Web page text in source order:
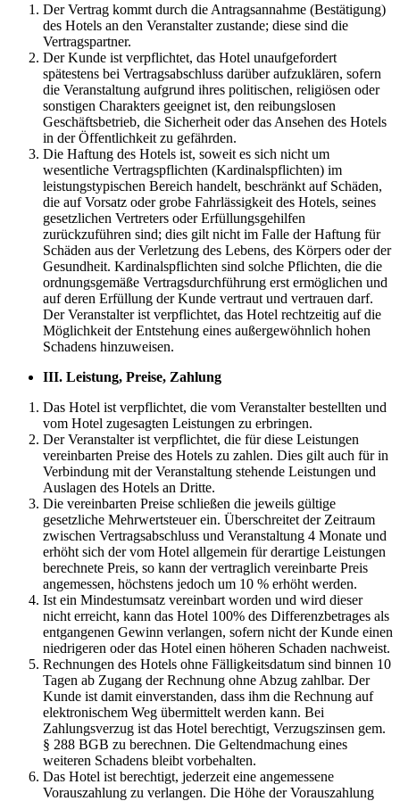
Der Vertrag kommt durch die Antragsannahme (Bestätigung)
des Hotels an den Veranstalter zustande; diese sind die
Vertragspartner.
Der Kunde ist verpflichtet, das Hotel unaufgefordert
spätestens bei Vertragsabschluss darüber aufzuklären, sofern
die Veranstaltung aufgrund ihres politischen, religiösen oder
sonstigen Charakters geeignet ist, den reibungslosen
Geschäftsbetrieb, die Sicherheit oder das Ansehen des Hotels
in der Öffentlichkeit zu gefährden.
Die Haftung des Hotels ist, soweit es sich nicht um
wesentliche Vertragspflichten (Kardinalspflichten) im
leistungstypischen Bereich handelt, beschränkt auf Schäden,
die auf Vorsatz oder grobe Fahrlässigkeit des Hotels, seines
gesetzlichen Vertreters oder Erfüllungsgehilfen
zurückzuführen sind; dies gilt nicht im Falle der Haftung für
Schäden aus der Verletzung des Lebens, des Körpers oder der
Gesundheit. Kardinalspflichten sind solche Pflichten, die die
ordnungsgemäße Vertragsdurchführung erst ermöglichen und
auf deren Erfüllung der Kunde vertraut und vertrauen darf.
Der Veranstalter ist verpflichtet, das Hotel rechtzeitig auf die
Möglichkeit der Entstehung eines außergewöhnlich hohen
Schadens hinzuweisen.
III. Leistung, Preise, Zahlung
Das Hotel ist verpflichtet, die vom Veranstalter bestellten und
vom Hotel zugesagten Leistungen zu erbringen.
Der Veranstalter ist verpflichtet, die für diese Leistungen
vereinbarten Preise des Hotels zu zahlen. Dies gilt auch für in
Verbindung mit der Veranstaltung stehende Leistungen und
Auslagen des Hotels an Dritte.
Die vereinbarten Preise schließen die jeweils gültige
gesetzliche Mehrwertsteuer ein. Überschreitet der Zeitraum
zwischen Vertragsabschluss und Veranstaltung 4 Monate und
erhöht sich der vom Hotel allgemein für derartige Leistungen
berechnete Preis, so kann der vertraglich vereinbarte Preis
angemessen, höchstens jedoch um 10 % erhöht werden.
Ist ein Mindestumsatz vereinbart worden und wird dieser
nicht erreicht, kann das Hotel 100% des Differenzbetrages als
entgangenen Gewinn verlangen, sofern nicht der Kunde einen
niedrigeren oder das Hotel einen höheren Schaden nachweist.
Rechnungen des Hotels ohne Fälligkeitsdatum sind binnen 10
Tagen ab Zugang der Rechnung ohne Abzug zahlbar. Der
Kunde ist damit einverstanden, dass ihm die Rechnung auf
elektronischem Weg übermittelt werden kann. Bei
Zahlungsverzug ist das Hotel berechtigt, Verzugszinsen gem.
§ 288 BGB zu berechnen. Die Geltendmachung eines
weiteren Schadens bleibt vorbehalten.
Das Hotel ist berechtigt, jederzeit eine angemessene
Vorauszahlung zu verlangen. Die Höhe der Vorauszahlung